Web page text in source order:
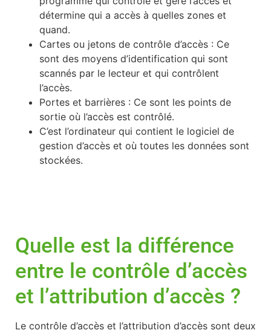
détermine qui a accès à quelles zones et
quand.
Cartes ou jetons de contrôle d’accès : Ce
sont des moyens d’identification qui sont
scannés par le lecteur et qui contrôlent
l’accès.
Portes et barrières : Ce sont les points de
sortie où l’accès est contrôlé.
C’est l’ordinateur qui contient le logiciel de
gestion d’accès et où toutes les données sont
stockées.
Quelle est la différence
entre le contrôle d’accès
et l’attribution d’accès ?
Le contrôle d’accès et l’attribution d’accès sont deux